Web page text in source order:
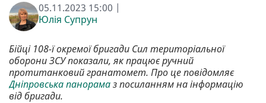
05.11.2023 15:00 |
Юлія Супрун
Бійці 108-ї окремої бригади Сил територіальної
оборони ЗСУ показали, як працює ручний
протитанковий гранатомет. Про це повідомляє
Дніпровська панорамаз посиланням на інформацію
від бригади.